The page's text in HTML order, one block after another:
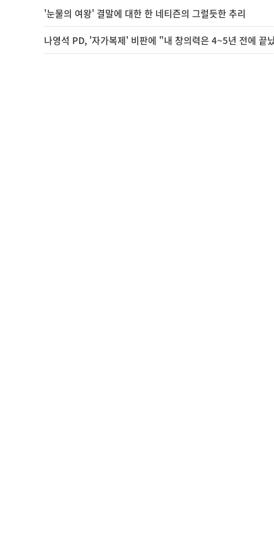
'눈물의 여왕' 결말에 대한 한 네티즌의 그럴듯한 추리
나영석 PD, '자가복제' 비판에 "내 창의력은 4~5년 전에 끝